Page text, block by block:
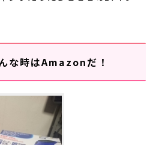
な時はAmazonだ！